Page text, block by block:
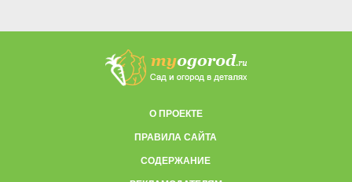
О ПРОЕКТЕ
ПРАВИЛА САЙТА
СОДЕРЖАНИЕ